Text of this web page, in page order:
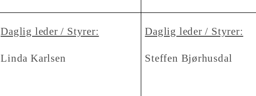
Daglig leder / Styrer:
Linda Karlsen
Daglig leder / Styrer:
Steffen Bjørhusdal